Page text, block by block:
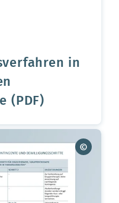
in
(PDF)